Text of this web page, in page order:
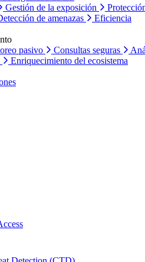
Gestión de la exposición
de amenazas
Eficiencia
pasivo Consultas seguras
Enriquecimiento del ecosistema